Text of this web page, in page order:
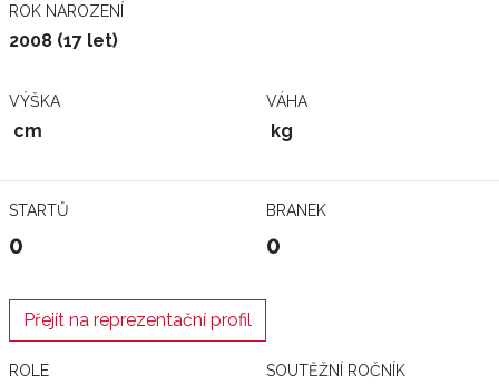
ROK NAROZENÍ
2008 (17 let)
VÝŠKA
cm
VÁHA
kg
STARTŮ
0
BRANEK
0
Přejít na reprezentační profil
ROLE SOUTĚŽNÍ ROČNÍK